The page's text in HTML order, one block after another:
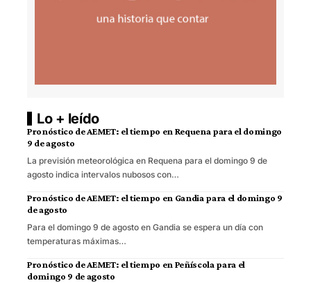
Lo + leído
Pronóstico de AEMET: el tiempo en Requena para el domingo
9 de agosto
La previsión meteorológica en Requena para el domingo 9 de
agosto indica intervalos nubosos con…
Pronóstico de AEMET: el tiempo en Gandia para el domingo 9
de agosto
Para el domingo 9 de agosto en Gandia se espera un día con
temperaturas máximas…
Pronóstico de AEMET: el tiempo en Peñíscola para el
domingo 9 de agosto